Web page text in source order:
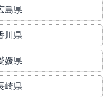
島県
川県
媛県
崎県